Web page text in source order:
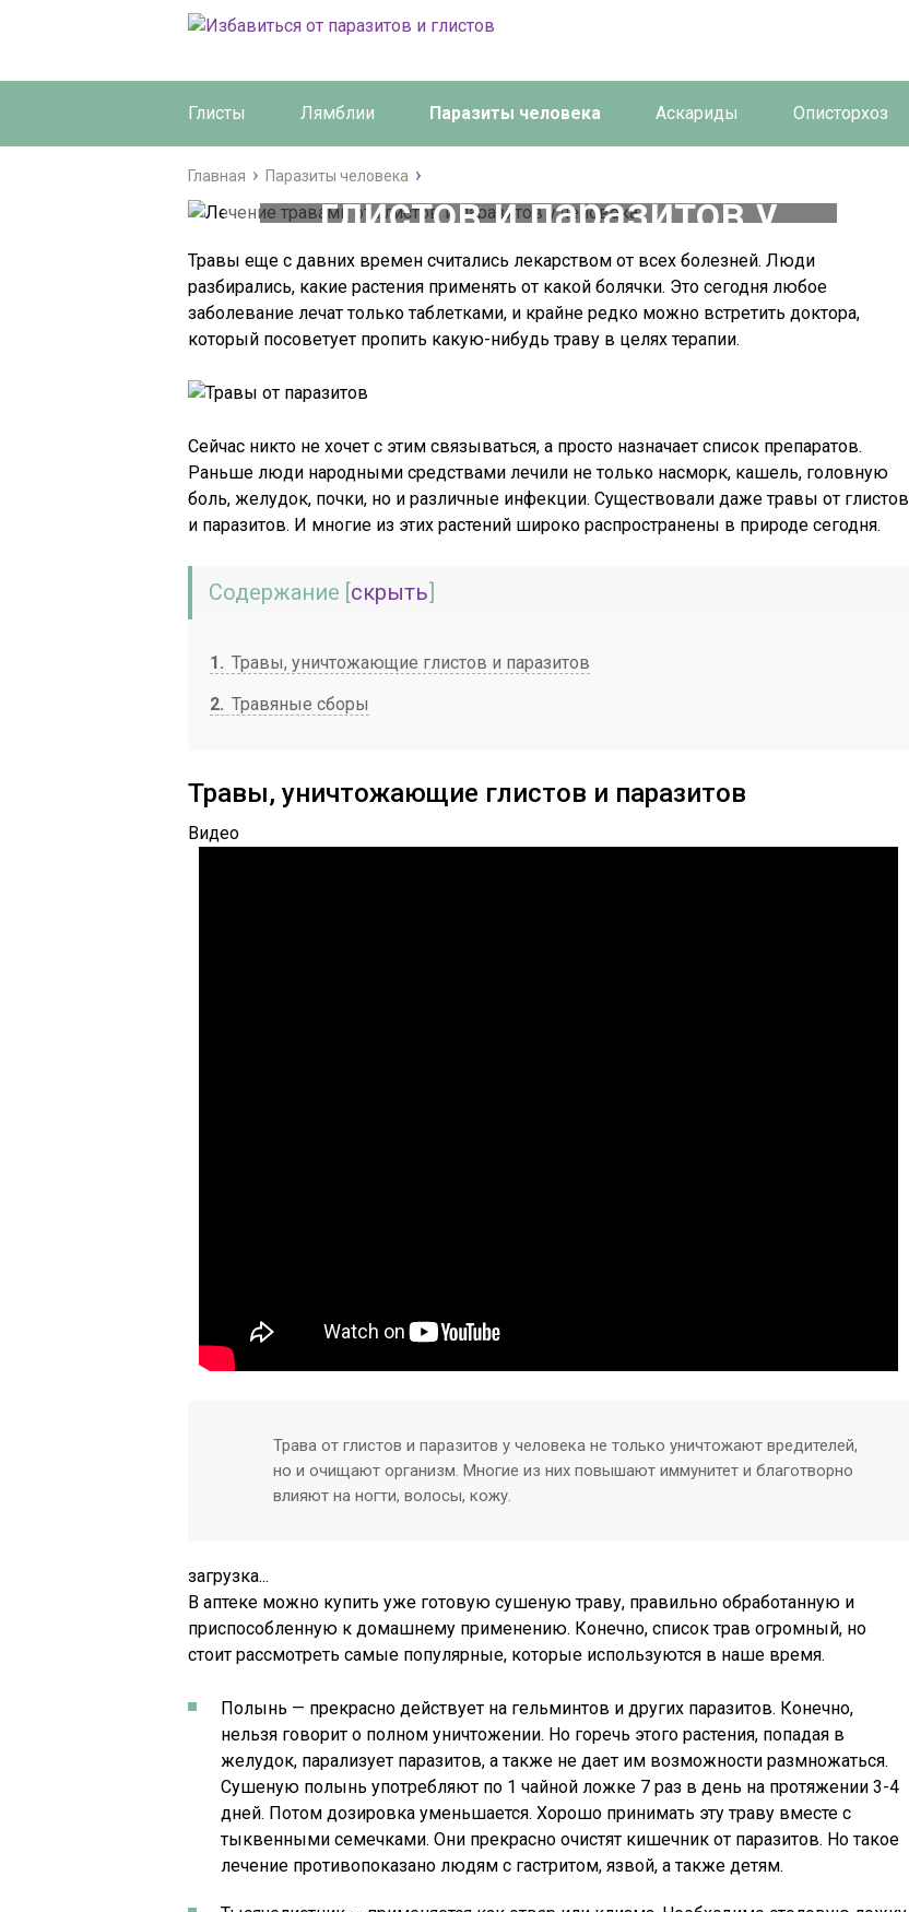
Глисты Лямблии Паразиты человека Аскариды Описторхоз
Главная Паразиты человекаЛечение травами от
глистов и паразитов у
человека
Травы еще с давних времен считались лекарством от всех болезней. Люди
разбирались, какие растения применять от какой болячки. Это сегодня любое
заболевание лечат только таблетками, и крайне редко можно встретить доктора,
который посоветует пропить какую-нибудь траву в целях терапии.
Сейчас никто не хочет с этим связываться, а просто назначает список препаратов.
Раньше люди народными средствами лечили не только насморк, кашель, головную
боль, желудок, почки, но и различные инфекции. Существовали даже травы от глистов
и паразитов. И многие из этих растений широко распространены в природе сегодня.
Содержание [скрыть]
1
Травы, уничтожающие глистов и паразитов
2 Травяные сборы
Травы, уничтожающие глистов и паразитов
Видео
Трава от глистов и паразитов у человека не только уничтожают вредителей,
но и очищают организм. Многие из них повышают иммунитет и благотворно
влияют на ногти, волосы, кожу.
загрузка...
В аптеке можно купить уже готовую сушеную траву, правильно обработанную и
приспособленную к домашнему применению. Конечно, список трав огромный, но
стоит рассмотреть самые популярные, которые используются в наше время.
Полынь — прекрасно действует на гельминтов и других паразитов. Конечно,
нельзя говорит о полном уничтожении. Но горечь этого растения, попадая в
желудок, парализует паразитов, а также не дает им возможности размножаться.
Сушеную полынь употребляют по 1 чайной ложке 7 раз в день на протяжении 3-4
дней. Потом дозировка уменьшается. Хорошо принимать эту траву вместе с
тыквенными семечками. Они прекрасно очистят кишечник от паразитов. Но такое
лечение противопоказано людям с гастритом, язвой, а также детям.